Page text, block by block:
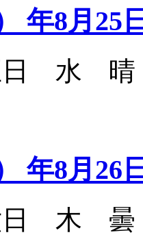
年8月25
日 水
年8月26
日 木